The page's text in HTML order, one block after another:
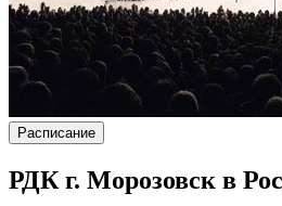
Расписание
РДК г. Морозовск в